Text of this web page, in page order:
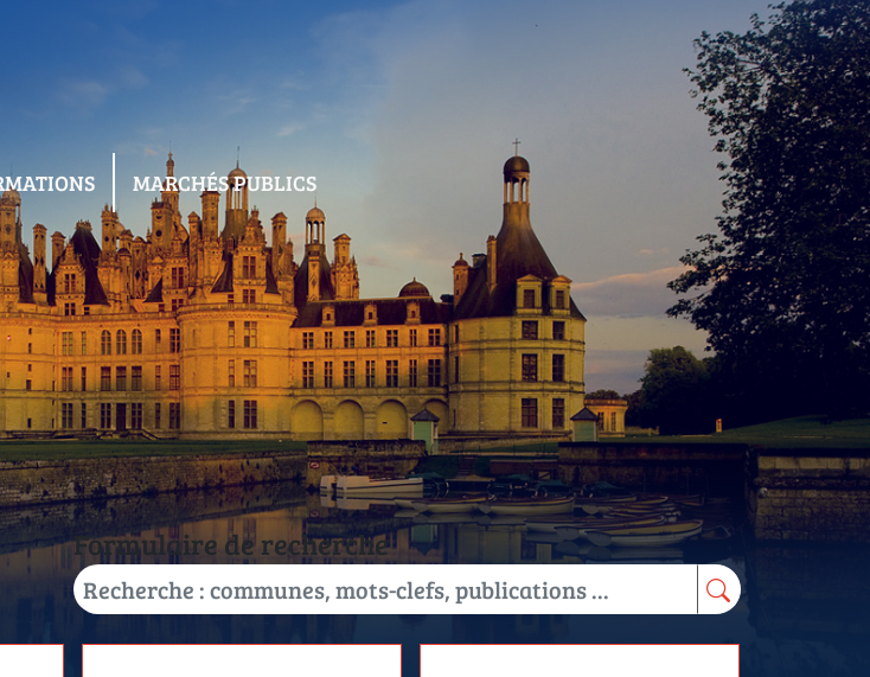
MARCHÉS PUBLICS
Formulaire de recherche